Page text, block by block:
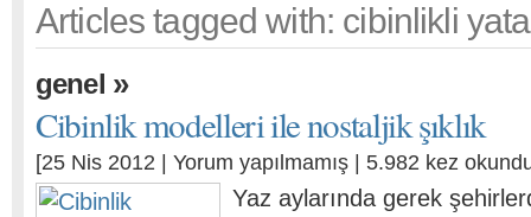
Articles tagged with: cibinlikli
genel »
Cibinlik modelleri ile nostaljik şıklık
[25 Nis 2012 | Yorum yapılmamış | 5.982 kez
Yaz aylarında gerek